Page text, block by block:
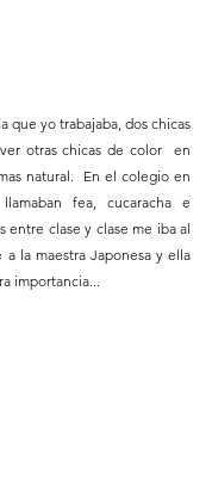
que yo trabajaba, dos chicas
otras chicas de color  en
natural.  En el colegio en
fea, cucaracha e
entre clase y clase me iba al
la maestra Japonesa y ella
importancia...